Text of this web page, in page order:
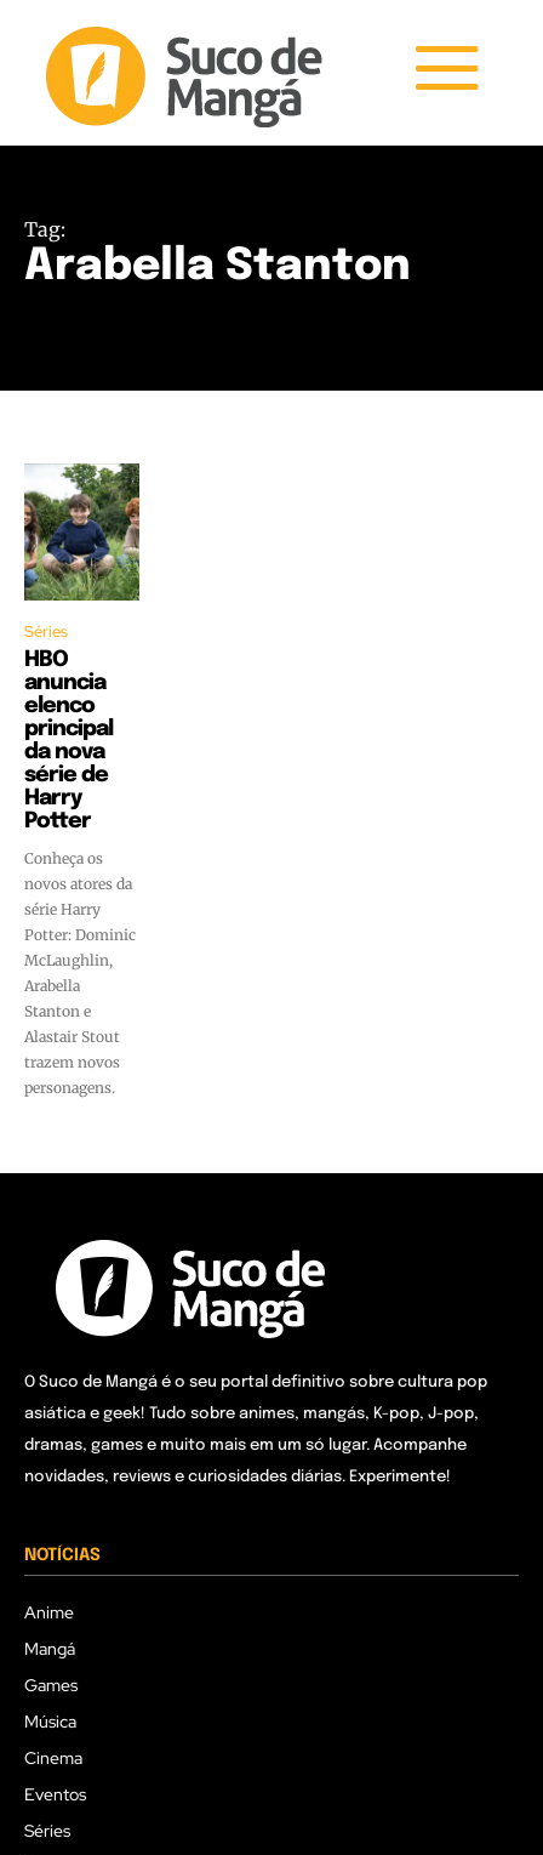
Tag:
Arabella Stanton
Séries
HBO
anuncia
elenco
principal
da nova
série de
Harry
Potter
Conheça os
novos atores da
série Harry
Potter: Dominic
McLaughlin,
Arabella
Stanton e
Alastair Stout
trazem novos
personagens.
O Suco de Mangá é o seu portal definitivo sobre cultura pop
asiática e geek! Tudo sobre animes, mangás, K-pop, J-pop,
dramas, games e muito mais em um só lugar. Acompanhe
novidades, reviews e curiosidades diárias. Experimente!
NOTÍCIAS
Anime
Mangá
Games
Música
Cinema
Eventos
Séries